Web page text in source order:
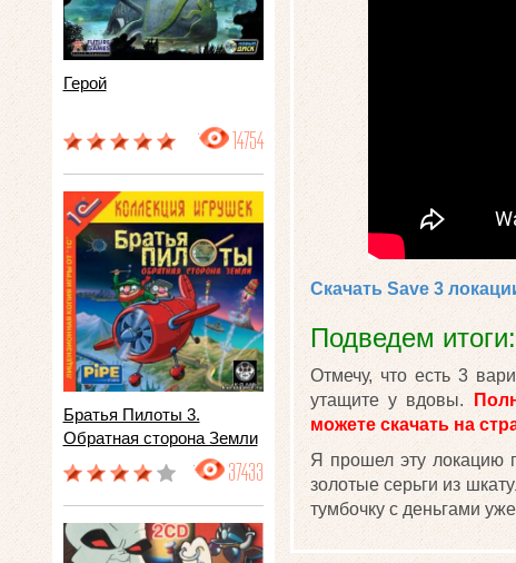
Герой
14754
Братья Пилоты 3.
Обратная сторона Земли
37433
Скачать Save 3
Подведем итоги:
Отмечу, что есть 3
утащите у вдовы.
можете скачать на
Я прошел эту локацию
золотые серьги из
тумбочку с деньгами